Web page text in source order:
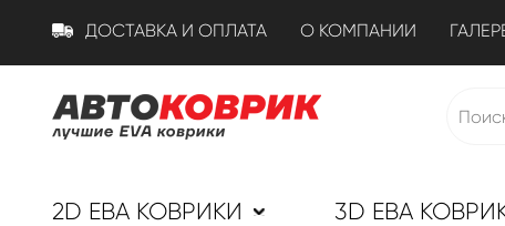
ДОСТАВКА И ОПЛАТА О КОМПАНИИ
2D ЕВА КОВРИКИ 3D ЕВА